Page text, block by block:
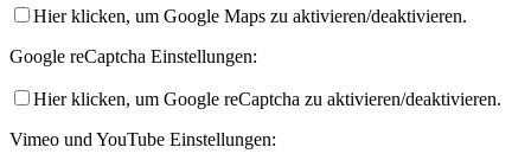
Hier klicken, um Google Maps zu aktivieren/deaktivieren.
Google reCaptcha Einstellungen:
Hier klicken, um Google reCaptcha zu aktivieren/deaktivieren.
Vimeo und YouTube Einstellungen: